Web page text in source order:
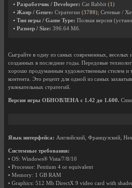
• Разработчик / Developer: Cat Rabbit (1)
• Жанр / Genre: Стратегии (3780); Сетевые /
• Тип игры / Game Type: Полная версия
• Размер / Size: 396.64 Мб.
Сыграйте в одну из самых современных, веселых
созданных в последние годы. Передовые
хорошо продуманным художественным стилем и
контента. Это рецепт для одной из самых
увлекательных стратегий.
Версия игры ОБНОВЛЕНА с 1.42 до 1.600.
Язык интерфейса: Английский, Французский,
Системные требования:
• OS: Windows® Vista/7/8/10
• Processor: Pentium 4 or equivalent
• Memory: 1 GB RAM
• Graphics: 512 Mb DirectX 9 video card with